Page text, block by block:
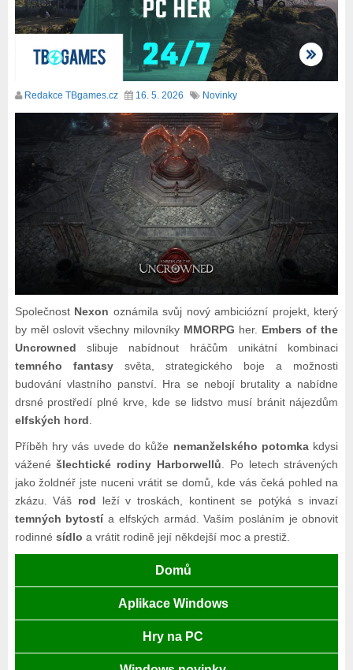
Redakce TBgames.cz 16. 5. 2026 Novinky
Společnost Nexon oznámila svůj nový ambiciózní projekt, který
by měl oslovit všechny milovníky MMORPG her. Embers of the
Uncrowned slibuje nabídnout hráčům unikátní kombinaci
temného fantasysvěta, strategického boje a možnosti
budování vlastního panství. Hra se nebojí brutality a nabídne
drsné prostředí plné krve, kde se lidstvo musí bránit nájezdům
elfských hord
Příběh hry vás uvede do kůže nemanželského potomka kdysi
váženéšlechtické rodiny Harborwellů . Po letech strávených
jako žoldnéř jste nuceni vrátit se domů, kde vás čeká pohled na
zkázu. Váš rod leží v troskách, kontinent se potýká s invazí
temných bytostía elfských armád. Vaším posláním je obnovit
rodinné sídlo a vrátit rodině její někdejší moc a prestiž.
Domů
Aplikace Windows
Hry na PC